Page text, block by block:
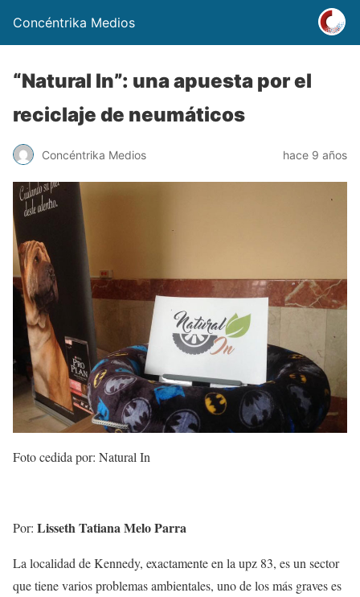
Concéntrika Medios
“Natural In”: una apuesta por el
reciclaje de neumáticos
Concéntrika Medios hace 9 años
Foto cedida por: Natural In
Por: Lisseth Tatiana Melo Parra
La localidad de Kennedy, exactamente en la upz 83, es un sector
que tiene varios problemas ambientales, uno de los más graves es